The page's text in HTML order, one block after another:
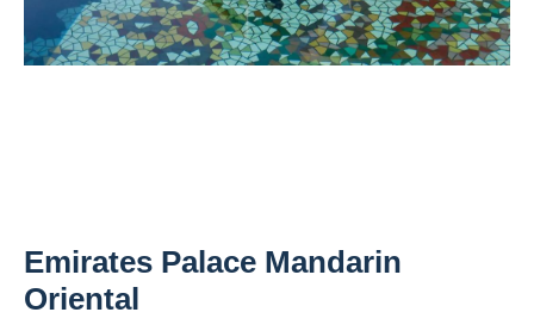
Emirates Palace Mandarin
Oriental